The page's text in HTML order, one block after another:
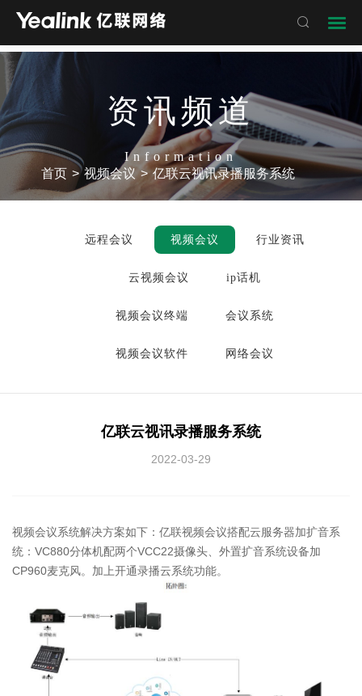

资讯频道
Information
首页 > 视频会议 > 亿联云视讯录播服务系统
远程会议 视频会议 行业资讯
云视频会议 ip话机
视频会议终端 会议系统
视频会议软件 网络会议
亿联云视讯录播服务系统
2022-03-29
视频会议系统解决方案如下：亿联视频会议搭配云服务器加扩音系
统：VC880分体机配两个VCC22摄像头、外置扩音系统设备加
CP960麦克风。加上开通录播云系统功能。